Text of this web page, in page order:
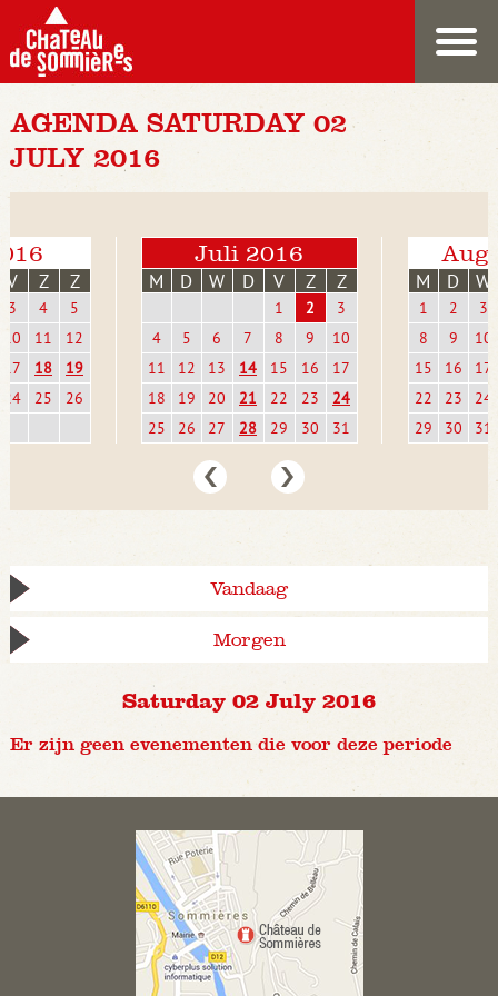
AGENDA SATURDAY 02
JULY 2016
V Z Z
3 4
5
10
11
12
17
18
19
24
25 26
Juli 2016
M D W D V Z Z
1 2
3
4
5 6 7 8 9
10
11
12 13 14 15 16
17
18
19 20 21 22 23
24
25
26 27 28 29 30 31
M D W
1 2
3
8
9
10
15
16
17
22
23
24
29
30 31
Vandaag
Morgen
Saturday 02 July 2016
Er zijn geen evenementen die voor deze periode